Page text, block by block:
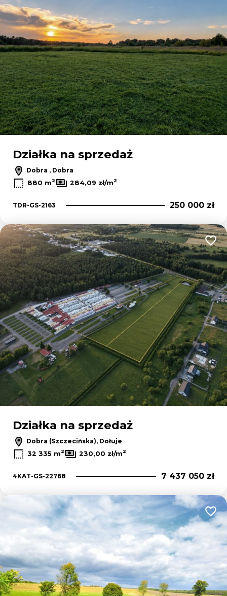
Działka na sprzedaż
Dobra , Dobra
880 m2 284,09 zł/m2
TDR-GS-2163 250 000 zł
Działka na sprzedaż
Dobra (Szczecińska), Dołuje
32 335 m2 230,00 zł/m2
4KAT-GS-22768 7 437 050 zł